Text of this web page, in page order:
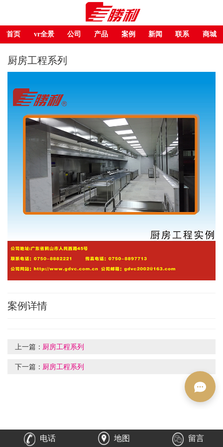
首页 vr全景 公司 产品 案例 新闻 联系 商城
厨房工程系列
案例详情
上一篇： 厨房工程系列
下一篇： 厨房工程系列
电话 地图 留言